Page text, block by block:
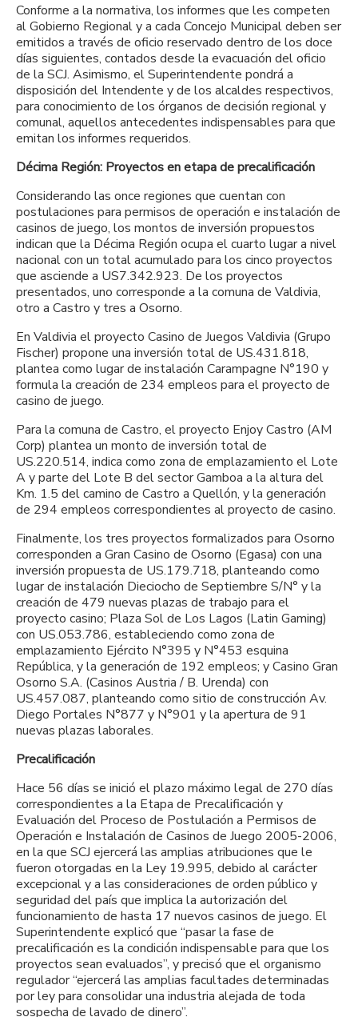
Conforme a la normativa, los informes que les competen
al Gobierno Regional y a cada Concejo Municipal deben ser
emitidos a través de oficio reservado dentro de los doce
días siguientes, contados desde la evacuación del oficio
de la SCJ. Asimismo, el Superintendente pondrá a
disposición del Intendente y de los alcaldes respectivos,
para conocimiento de los órganos de decisión regional y
comunal, aquellos antecedentes indispensables para que
emitan los informes requeridos.
Décima Región: Proyectos en etapa de precalificación
Considerando las once regiones que cuentan con
postulaciones para permisos de operación e instalación de
casinos de juego, los montos de inversión propuestos
indican que la Décima Región ocupa el cuarto lugar a nivel
nacional con un total acumulado para los cinco proyectos
que asciende a US7.342.923. De los proyectos
presentados, uno corresponde a la comuna de Valdivia,
otro a Castro y tres a Osorno.
En Valdivia el proyecto Casino de Juegos Valdivia (Grupo
Fischer) propone una inversión total de US.431.818,
plantea como lugar de instalación Carampagne N°190 y
formula la creación de 234 empleos para el proyecto de
casino de juego.
Para la comuna de Castro, el proyecto Enjoy Castro (AM
Corp) plantea un monto de inversión total de
US.220.514, indica como zona de emplazamiento el Lote
A y parte del Lote B del sector Gamboa a la altura del
Km. 1.5 del camino de Castro a Quellón, y la generación
de 294 empleos correspondientes al proyecto de casino.
Finalmente, los tres proyectos formalizados para Osorno
corresponden a Gran Casino de Osorno (Egasa) con una
inversión propuesta de US.179.718, planteando como
lugar de instalación Dieciocho de Septiembre S/N° y la
creación de 479 nuevas plazas de trabajo para el
proyecto casino; Plaza Sol de Los Lagos (Latin Gaming)
con US.053.786, estableciendo como zona de
emplazamiento Ejército N°395 y N°453 esquina
República, y la generación de 192 empleos; y Casino Gran
Osorno S.A. (Casinos Austria / B. Urenda) con
US.457.087, planteando como sitio de construcción Av.
Diego Portales N°877 y N°901 y la apertura de 91
nuevas plazas laborales.
Precalificación
Hace 56 días se inició el plazo máximo legal de 270 días
correspondientes a la Etapa de Precalificación y
Evaluación del Proceso de Postulación a Permisos de
Operación e Instalación de Casinos de Juego 2005-2006,
en la que SCJ ejercerá las amplias atribuciones que le
fueron otorgadas en la Ley 19.995, debido al carácter
excepcional y a las consideraciones de orden público y
seguridad del país que implica la autorización del
funcionamiento de hasta 17 nuevos casinos de juego. El
Superintendente explicó que “pasar la fase de
precalificación es la condición indispensable para que los
proyectos sean evaluados”, y precisó que el organismo
regulador “ejercerá las amplias facultades determinadas
por ley para consolidar una industria alejada de toda
sospecha de lavado de dinero”.